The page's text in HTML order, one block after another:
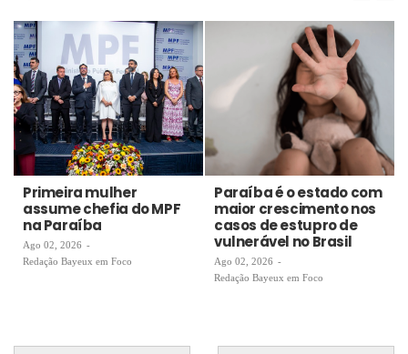
Primeira mulher
assume chefia do MPF
na Paraíba
Ago 02, 2026 -
Redação Bayeux em Foco
Paraíba é o estado com
maior crescimento nos
casos de estupro de
vulnerável no Brasil
Ago 02, 2026 -
Redação Bayeux em Foco